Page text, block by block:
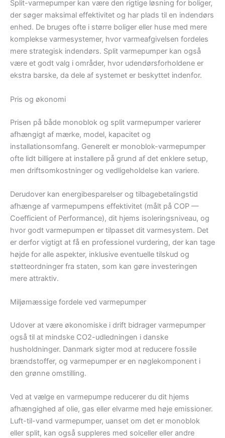
Split-varmepumper kan være den rigtige løsning for boliger,
der søger maksimal effektivitet og har plads til en indendørs
enhed. De bruges ofte i større boliger eller huse med mere
komplekse varmesystemer, hvor varmeafgivelsen fordeles
mere strategisk indendørs. Split varmepumper kan også
være et godt valg i områder, hvor udendørsforholdene er
ekstra barske, da dele af systemet er beskyttet indenfor.
Pris og økonomi
Prisen på både monoblok og split varmepumper varierer
afhængigt af mærke, model, kapacitet og
installationsomfang. Generelt er monoblok-varmepumper
ofte lidt billigere at installere på grund af det enklere setup,
men driftsomkostninger og vedligeholdelse kan variere.
Derudover kan energibesparelser og tilbagebetalingstid
afhænge af varmepumpens effektivitet (målt på COP —
Coefficient of Performance), dit hjems isoleringsniveau, og
hvor godt varmepumpen er tilpasset dit varmesystem. Det
er derfor vigtigt at få en professionel vurdering, der kan tage
højde for alle aspekter, inklusive eventuelle tilskud og
støtteordninger fra staten, som kan gøre investeringen
mere attraktiv.
Miljømæssige fordele ved varmepumper
Udover at være økonomiske i drift bidrager varmepumper
også til at mindske CO2-udledningen i danske
husholdninger. Danmark sigter mod at reducere fossile
brændstoffer, og varmepumper er en nøglekomponent i
den grønne omstilling.
Ved at vælge en varmepumpe reducerer du dit hjems
afhængighed af olie, gas eller elvarme med høje emissioner.
Luft-til-vand varmepumper, uanset om det er monoblok
eller split, kan også suppleres med solceller eller andre